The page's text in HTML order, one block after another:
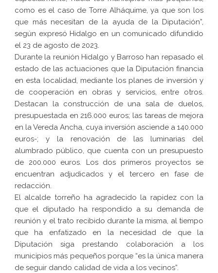
como es el caso de Torre Alháquime, ya que son los
que más necesitan de la ayuda de la Diputación”,
según expresó Hidalgo en un comunicado difundido
el 23 de agosto de 2023.
Durante la reunión Hidalgo y Barroso han repasado el
estado de las actuaciones que la Diputación financia
en esta localidad, mediante los planes de inversión y
de cooperación en obras y servicios, entre otros.
Destacan la construcción de una sala de duelos,
presupuestada en 216.000 euros; las tareas de mejora
en la Vereda Ancha, cuya inversión asciende a 140.000
euros-; y la renovación de las luminarias del
alumbrado público, que cuenta con un presupuesto
de 200.000 euros. Los dos primeros proyectos se
encuentran adjudicados y el tercero en fase de
redacción.
El alcalde torreño ha agradecido la rapidez con la
que el diputado ha respondido a su demanda de
reunión y el trato recibido durante la misma, al tiempo
que ha enfatizado en la necesidad de que la
Diputación siga prestando colaboración a los
municipios más pequeños porque “es la única manera
de seguir dando calidad de vida a los vecinos”.